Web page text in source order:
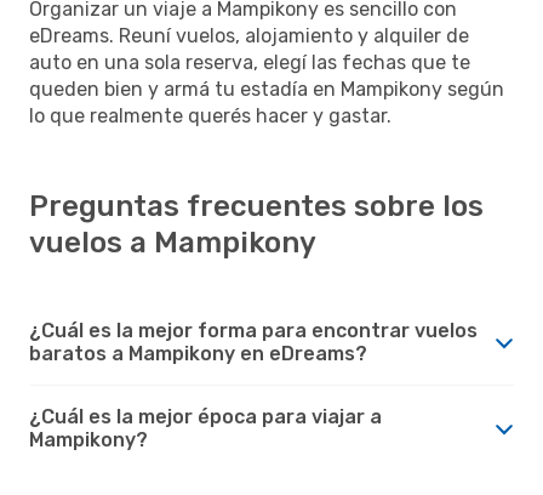
Organizar un viaje a Mampikony es sencillo con
eDreams. Reuní vuelos, alojamiento y alquiler de
auto en una sola reserva, elegí las fechas que te
queden bien y armá tu estadía en Mampikony según
lo que realmente querés hacer y gastar.
Preguntas frecuentes sobre los
vuelos a Mampikony
¿Cuál es la mejor forma para encontrar vuelos
baratos a Mampikony en eDreams?
¿Cuál es la mejor época para viajar a
Mampikony?